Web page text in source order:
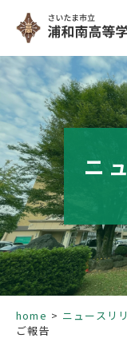
HOME
学校紹介
南高の教育
学校生活
部活動
ニ
home ニュースリ
ご報告